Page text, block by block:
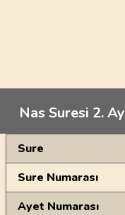
Nas Suresi 2.
Genel Bilgiler
Sure
Sure Numarası
Ayet Numarası